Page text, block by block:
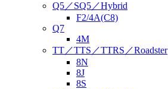
Q5／SQ5／Hybrid
F2/4A(C8)
Q7
4M
TT／TTS／TTRS／Roadster
8N
8J
8S